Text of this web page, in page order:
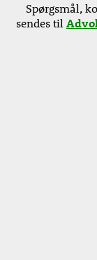
Spørgsmål,
sendes til